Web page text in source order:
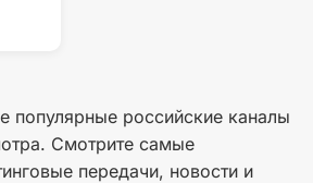
российские каналы
Смотрите самые
передачи, новости и